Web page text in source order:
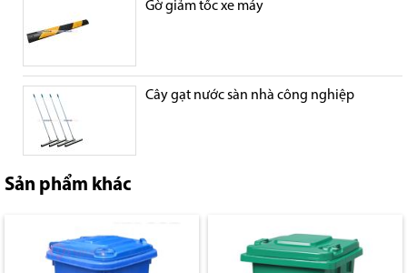
Gờ giảm tốc xe máy
Cây gạt nước sàn nhà công nghiệp
Sản phẩm khác